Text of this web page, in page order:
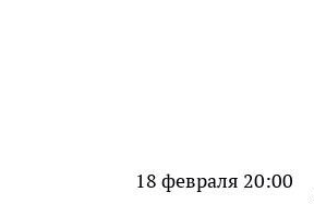
18 февраля 20:00